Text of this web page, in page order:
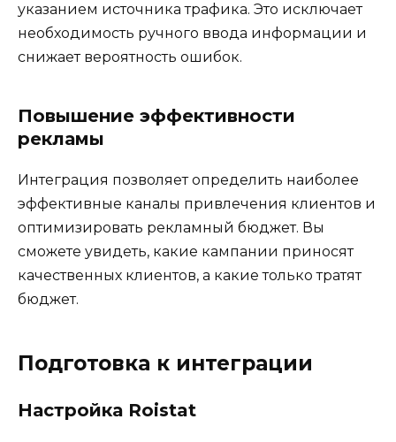
указанием источника трафика. Это исключает
необходимость ручного ввода информации и
снижает вероятность ошибок.
Повышение эффективности
рекламы
Интеграция позволяет определить наиболее
эффективные каналы привлечения клиентов и
оптимизировать рекламный бюджет. Вы
сможете увидеть, какие кампании приносят
качественных клиентов, а какие только тратят
бюджет.
Подготовка к интеграции
Настройка Roistat